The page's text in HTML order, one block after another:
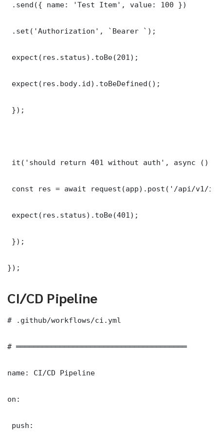
.send({ name: 'Test Item', value: 100 })
.set('Authorization', `Bearer `);
expect(res.status).toBe(201);
expect(res.body.id).toBeDefined();
});
it('should return 401 without auth', async ()
const res = await request(app).post('/api/v1/
expect(res.status).toBe(401);
});
});
CI/CD Pipeline
# .github/workflows/ci.yml
# ═══════════════════════════════════════
name: CI/CD Pipeline
on:
push: